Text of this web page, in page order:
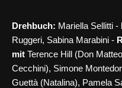
Drehbuch: Mariella Sellitti -
Ruggeri, Sabina Marabini -
mit Terence Hill (Don
Cecchini), Simone
Guettà (Natalina), Pamela